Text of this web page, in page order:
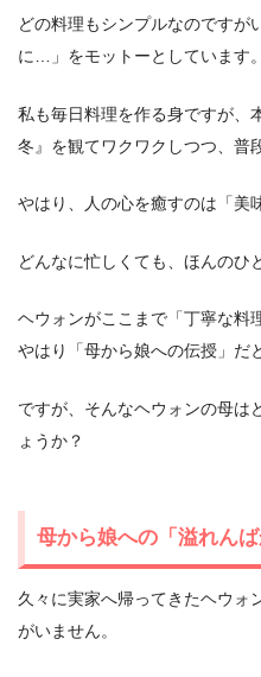
どの料理もシンプルなのですが
に…」をモットーとしています。
私も毎日料理を作る身ですが、
冬』を観てワクワクしつつ、普
やはり、人の心を癒すのは「美
どんなに忙しくても、ほんのひ
ヘウォンがここまで「丁寧な料
やはり「母から娘への伝授」だ
ですが、そんなヘウォンの母は
ょうか？
母から娘への「溢れんば
久々に実家へ帰ってきたヘウォ
がいません。